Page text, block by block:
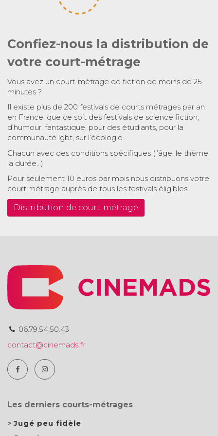
Confiez-nous la distribution de
votre court-métrage
Vous avez un court-métrage de fiction de moins de 25
minutes ?
Il existe plus de 200 festivals de courts métrages par an
en France, que ce soit des festivals de science fiction,
d’humour, fantastique, pour des étudiants, pour la
communauté lgbt, sur l’écologie…
Chacun avec des conditions spécifiques (l’âge, le thème,
la durée…)
Pour seulement 10 euros par mois nous distribuons votre
court métrage auprès de tous les festivals éligibles.
Distribution de court-métrage
06.79.54.50.43
contact@cinemads.fr
Les derniers courts-métrages
Jugé peu fidèle